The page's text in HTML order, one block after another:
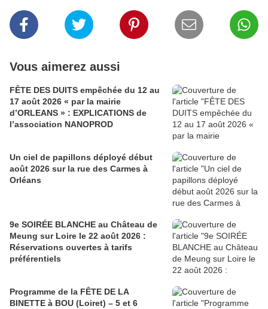
Vous aimerez aussi
FÊTE DES DUITS empêchée du 12 au
17 août 2026 « par la mairie
d’ORLEANS » : EXPLICATIONS de
l’association NANOPROD
Un ciel de papillons déployé début
août 2026 sur la rue des Carmes à
Orléans
9e SOIRÉE BLANCHE au Château de
Meung sur Loire le 22 août 2026 :
Réservations ouvertes à tarifs
préférentiels
Programme de la FÊTE DE LA
BINETTE à BOU (Loiret) – 5 et 6